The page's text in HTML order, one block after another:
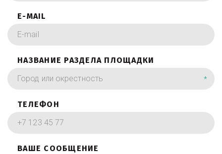
E-MAIL
НАЗВАНИЕ РАЗДЕЛА ПЛОЩАДКИ
*
ТЕЛЕФОН
ВАШЕ СООБЩЕНИЕ